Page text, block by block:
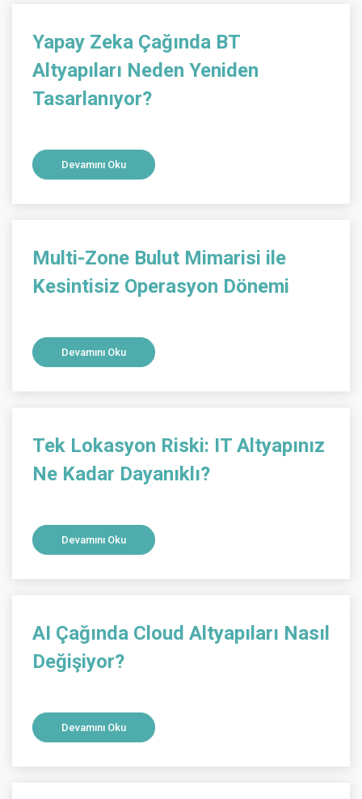
Yapay Zeka Çağında BT
Altyapıları Neden Yeniden
Tasarlanıyor?
Devamını Oku
Multi-Zone Bulut Mimarisi ile
Kesintisiz Operasyon Dönemi
Devamını Oku
Tek Lokasyon Riski: IT Altyapınız
Ne Kadar Dayanıklı?
Devamını Oku
AI Çağında Cloud Altyapıları Nasıl
Değişiyor?
Devamını Oku